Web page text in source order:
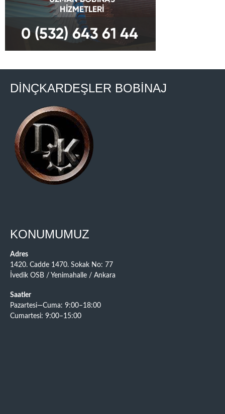
DİNÇKARDEŞLER BOBİNAJ
KONUMUMUZ
Adres
1420. Cadde 1470. Sokak No: 77
İvedik OSB / Yenimahalle / Ankara
Saatler
Pazartesi—Cuma: 9:00–18:00
Cumartesi: 9:00–15:00